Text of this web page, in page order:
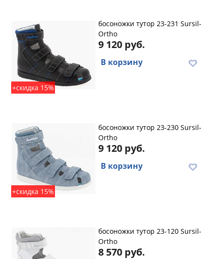
+скидка 15%
босоножки тутор 23-231 Sursil-
Ortho
9 120 руб.
В корзину
+скидка 15%
босоножки тутор 23-230 Sursil-
Ortho
9 120 руб.
В корзину
босоножки тутор 23-120 Sursil-
Ortho
8 570 руб.